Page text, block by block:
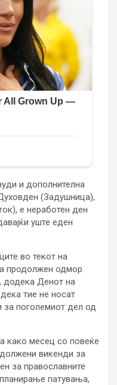
и дополнителна
(Задушница),
е неработен ден
уште еден
во текот на
продолжен одмор.
додека Денот на
тие не носат
за поголемиот дел од
како месец со повеќе
викенди за
за православните
патувања,